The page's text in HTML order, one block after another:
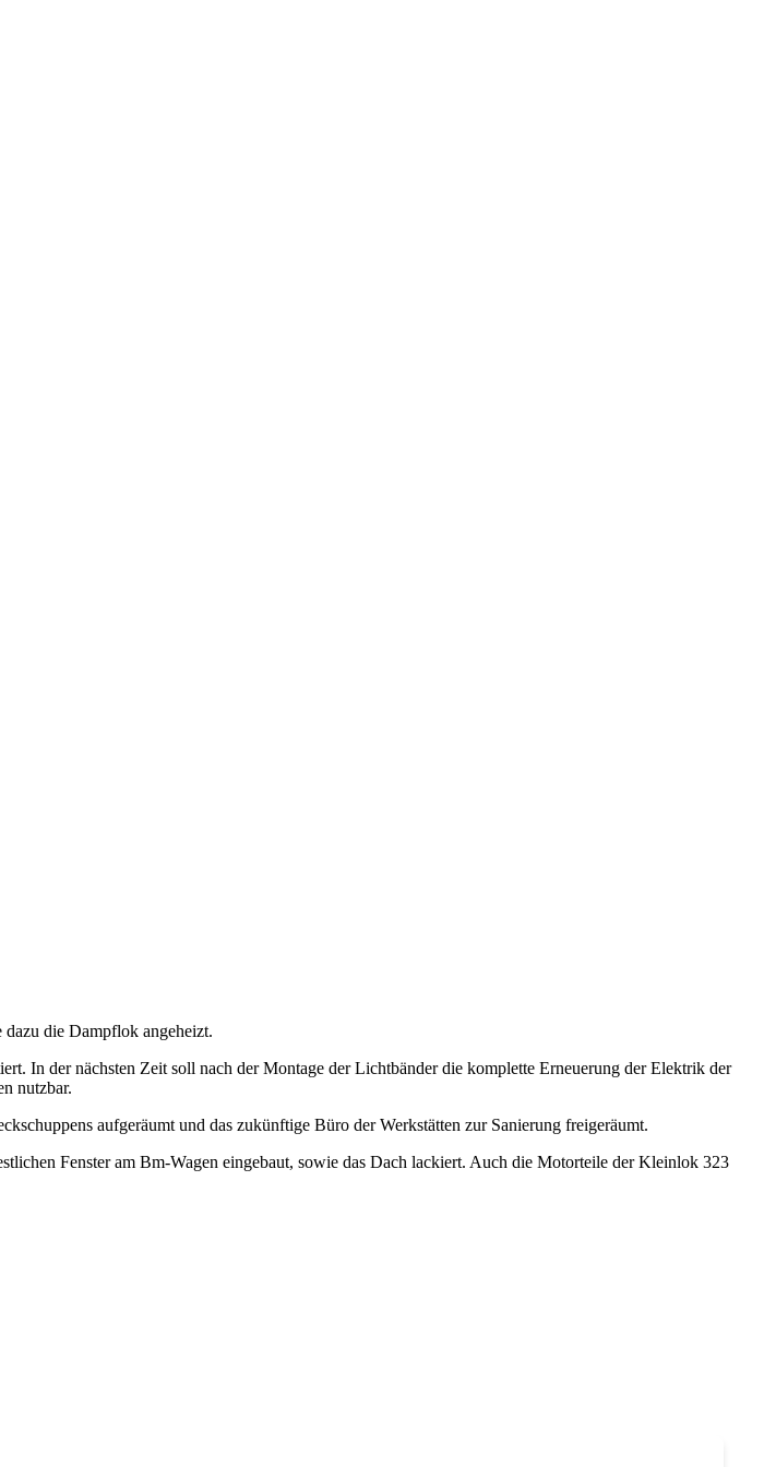
dazu die Dampflok angeheizt.
In der nächsten Zeit soll nach der Montage der Lichtbänder die komplette Erneuerung der Elektrik der
nutzbar.
aufgeräumt und das zukünftige Büro der Werkstätten zur Sanierung freigeräumt.
Fenster am Bm-Wagen eingebaut, sowie das Dach lackiert. Auch die Motorteile der Kleinlok 323